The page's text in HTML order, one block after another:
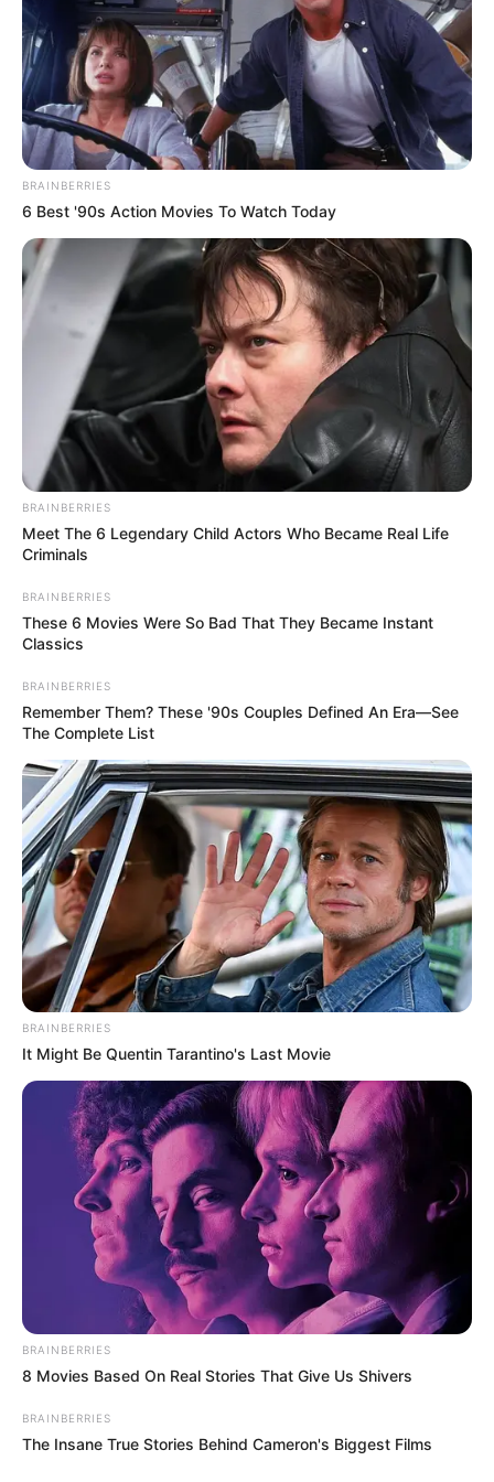
Діти Ясінянської громади побували на
відпочинку в Польщі та Італії (фото, відео)
У високогірному селі Закарпаття проклали
асфальт (фото)
Категорії
Без рубрики
Гарячi
Культура
Нам пишуть
Партнерські матеріали
Події
Політика
Спорт
Схеми
[wp-rss-aggregator id="2"]
Ви пропустили
ГАРЯЧI ПОДІЇ СХЕМИ
Катування, кайданки та
незаконне утримання людей:
працівника Ужгородського ТЦК
судитимуть, дії ще двох його
колег розслідує ДБР (відео)
06.08.2026
ГАРЯЧI ПОДІЇ
«Батько був би живий»: на
Закарпатті злочинець, чекаючи
BRAINBERRIES
6 Best '90s Action Movies To Watch Today
BRAINBERRIES
Meet The 6 Legendary Child Actors Who Became Real Life
Criminals
BRAINBERRIES
These 6 Movies Were So Bad That They Became Instant
Classics
BRAINBERRIES
Remember Them? These '90s Couples Defined An Era—See
The Complete List
BRAINBERRIES
It Might Be Quentin Tarantino's Last Movie
BRAINBERRIES
8 Movies Based On Real Stories That Give Us Shivers
BRAINBERRIES
The Insane True Stories Behind Cameron's Biggest Films